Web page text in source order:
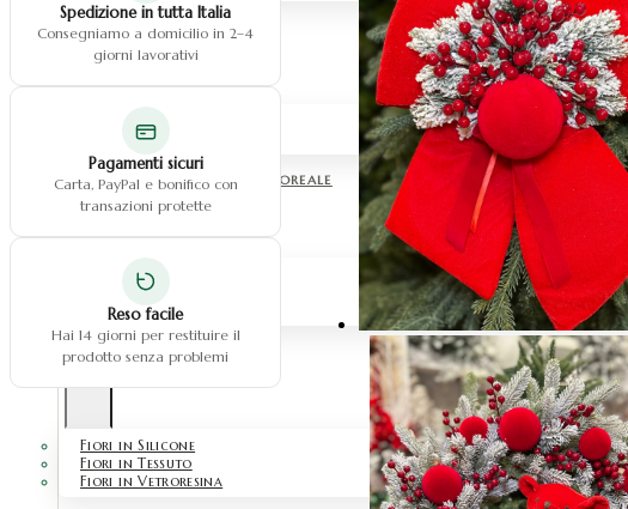
CUORI
Cuore con fiori
Cuore con dedica
CENTROTAVOLA & BOX FLOREALE
Centrotavola fiori
Centrotavola fiori pampas
Box floreale
FIORI
Fiori in Silicone
Fiori in Tessuto
Fiori in Vetroresina
Spedizione in tutta Italia
Consegniamo a domicilio in 2–4
giorni lavorativi
Pagamenti sicuri
Carta, PayPal e bonifico con
transazioni protette
Reso facile
Hai 14 giorni per restituire il
prodotto senza problemi